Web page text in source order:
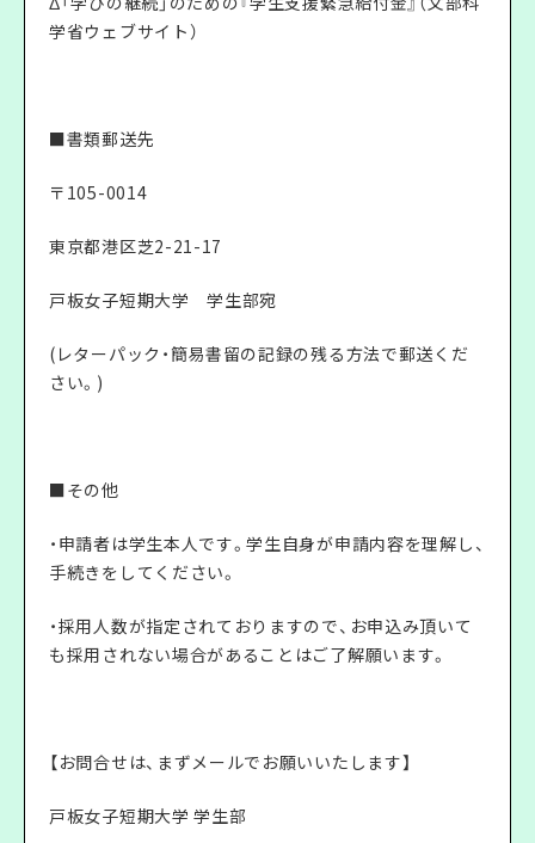
学省ウェブサイト）
■書類郵送先
〒105-0014
東京都港区芝2-21-17
戸板女子短期大学 学生部宛
(レターパック・簡易書留の記録の残る方法で郵送くだ
さい。)
■その他
・申請者は学生本人です。学生自身が申請内容を理解し、
手続きをしてください。
・採用人数が指定されておりますので、お申込み頂いて
も採用されない場合があることはご了解願います。
【お問合せは、まずメールでお願いいたします】
戸板女子短期大学 学生部